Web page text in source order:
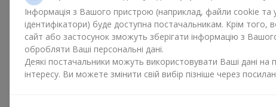
Інформація з Вашого пристрою (наприклад, файли cookie та
ідентифікатори) буде доступна постачальникам. Крім того,
сайт або застосунок зможуть зберігати інформацію з
обробляти Ваші персональні дані.
Деякі постачальники можуть використовувати Ваші дані на
інтересу. Ви можете змінити свій вибір пізніше через